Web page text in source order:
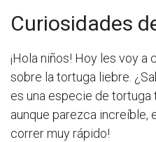
Curiosidades
¡Hola niños! Hoy les voy
sobre la tortuga liebre.
es una especie de tortuga
aunque parezca increíble,
correr muy rápido!